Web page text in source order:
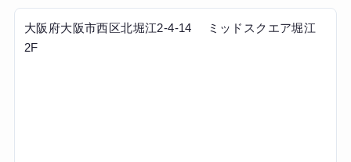
大阪府大阪市西区北堀江2-4-14 ミッドスクエア堀江
2F